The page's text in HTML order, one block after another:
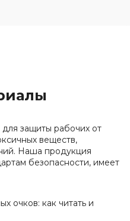
защиты рабочих от
веществ,
Наша продукция
безопасности, имеет